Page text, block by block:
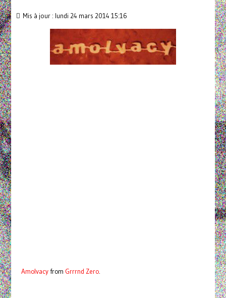
Mis à jour : lundi 24 mars 2014 15:16
Amolvacyfrom Grrrnd Zero.